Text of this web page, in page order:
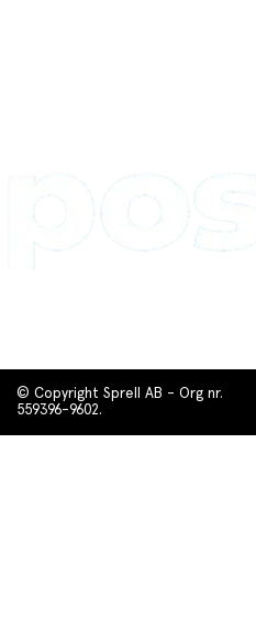
© Copyright Sprell AB - Org nr.
559396-9602.